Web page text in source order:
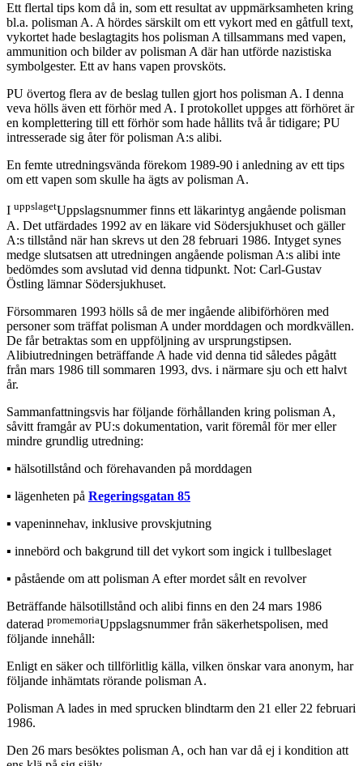
Ett flertal tips kom då in, som ett resultat av uppmärksamheten kring
bl.a. polisman A. A hördes särskilt om ett vykort med en gåtfull text,
vykortet hade beslagtagits hos polisman A tillsammans med vapen,
ammunition och bilder av polisman A där han utförde nazistiska
symbolgester. Ett av hans vapen provsköts.
PU övertog flera av de beslag tullen gjort hos polisman A. I denna
veva hölls även ett förhör med A. I protokollet uppges att förhöret är
en komplettering till ett förhör som hade hållits två år tidigare; PU
intresserade sig åter för polisman A:s alibi.
En femte utredningsvända förekom 1989-90 i anledning av ett tips
om ett vapen som skulle ha ägts av polisman A.
I uppslagetUppslagsnummer finns ett läkarintyg angående polisman
A. Det utfärdades 1992 av en läkare vid Södersjukhuset och gäller
A:s tillstånd när han skrevs ut den 28 februari 1986. Intyget synes
medge slutsatsen att utredningen angående polisman A:s alibi inte
bedömdes som avslutad vid denna tidpunkt. Not: Carl-Gustav
Östling lämnar Södersjukhuset.
Försommaren 1993 hölls så de mer ingående alibiförhören med
personer som träffat polisman A under morddagen och mordkvällen.
De får betraktas som en uppföljning av ursprungstipsen.
Alibiutredningen beträffande A hade vid denna tid således pågått
från mars 1986 till sommaren 1993, dvs. i närmare sju och ett halvt
år.
Sammanfattningsvis har följande förhållanden kring polisman A,
såvitt framgår av PU:s dokumentation, varit föremål för mer eller
mindre grundlig utredning:
▪︎ hälsotillstånd och förehavanden på morddagen
▪︎ lägenheten på Regeringsgatan 85
▪︎ vapeninnehav, inklusive provskjutning
▪︎ innebörd och bakgrund till det vykort som ingick i tullbeslaget
▪︎ påstående om att polisman A efter mordet sålt en revolver
Beträffande hälsotillstånd och alibi finns en den 24 mars 1986
daterad promemoriaUppslagsnummer från säkerhetspolisen, med
följande innehåll:
Enligt en säker och tillförlitlig källa, vilken önskar vara anonym, har
följande inhämtats rörande polisman A.
Polisman A lades in med sprucken blindtarm den 21 eller 22 februari
1986.
Den 26 mars besöktes polisman A, och han var då ej i kondition att